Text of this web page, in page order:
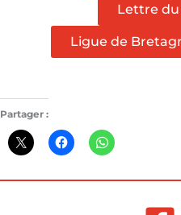
Lettre
Ligue de
Partager :